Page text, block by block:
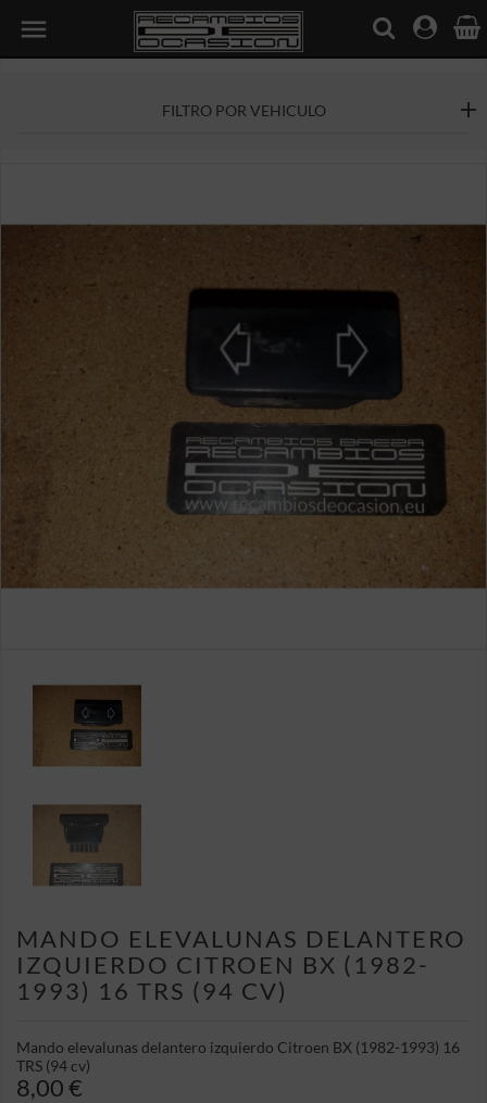

FILTRO POR VEHICULO
MANDO ELEVALUNAS DELANTERO
IZQUIERDO CITROEN BX (1982-
1993) 16 TRS (94 CV)
Mando elevalunas delantero izquierdo Citroen BX (1982-1993) 16
TRS (94 cv)
8,00 €